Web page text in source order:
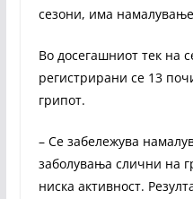
сезони, има
Во досегашниот тек на
регистрирани се 13
грипот.
– Се забележува
заболувања слични на
ниска активност.